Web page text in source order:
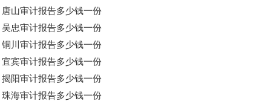
唐山审计报告多少钱一份
吴忠审计报告多少钱一份
铜川审计报告多少钱一份
宜宾审计报告多少钱一份
揭阳审计报告多少钱一份
珠海审计报告多少钱一份